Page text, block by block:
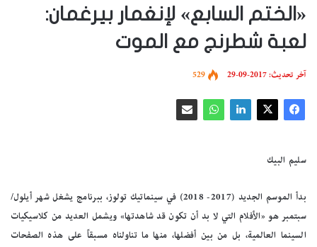
«الختم السابع» لإنغمار بيرغمان:
لعبة شطرنج مع الموت
آخر تحديث: 2017-09-29 529
سليم البيك
بدأ الموسم الجديد (2017- 2018) في سينماتيك تولوز، ببرنامج يشغل شهر أيلول/
سبتمبر هو «الأفلام التي لا بد أن تكون قد شاهدتها» ويشمل العديد من كلاسيكيات
السينما العالمية، بل من بين أفضلها، منها ما تناولناه مسبقاً على هذه الصفحات